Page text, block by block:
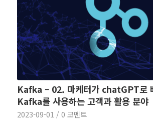
Kafka – 02. 마케터가 chatGPT로
Kafka를 사용하는 고객과 활용 분야
2023-09-01 / 0 코멘트